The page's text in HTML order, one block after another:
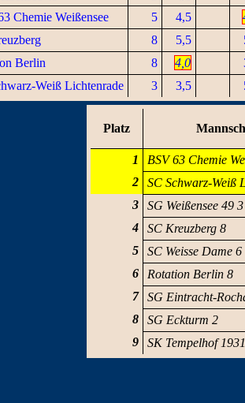
Chemie Weißensee 5 4,5
8 5,5
Berlin 8 4,0
Weiß Lichtenrade 3 3,5
Platz
1
BSV 63 Chemie
2
SC Schwarz-Weiß
3
SG Weißensee 49 3
4
SC Kreuzberg 8
5
SC Weisse Dame 6
6
Rotation Berlin 8
7
SG Eintracht-
8
SG Eckturm 2
9
SK Tempelhof